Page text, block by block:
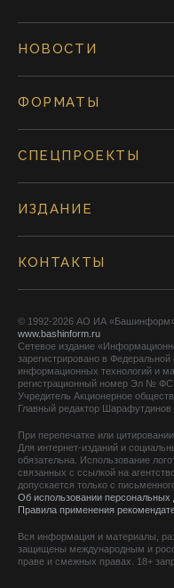
НОВОСТИ
ФОРМАТЫ
СПЕЦПРОЕКТЫ
ИЗДАНИЕ
КОНТАКТЫ
© 1992-2026 АО ИА
www.bashinform.ru
Сетевое издание
зарегистрировано в
информационных технологий и
регистрационный номер Эл №
Учредитель Акционерное
Главный редактор
При перепечатке или
Для интернет-изданий и
обязательна. Использование
связанных с ссылкой на
допускается только с
Об использовании персональных
Правила применения
Вся информация и материалы,
защищены международным и
праве и смежных правах. 18+